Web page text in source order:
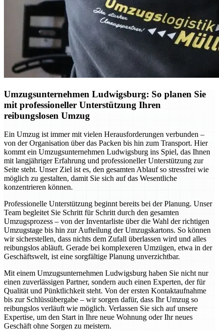
Umzugsunternehmen Ludwigsburg: So planen Sie
mit professioneller Unterstützung Ihren
reibungslosen Umzug
Ein Umzug ist immer mit vielen Herausforderungen verbunden –
von der Organisation über das Packen bis hin zum Transport. Hier
kommt ein Umzugsunternehmen Ludwigsburg ins Spiel, das Ihnen
mit langjähriger Erfahrung und professioneller Unterstützung zur
Seite steht. Unser Ziel ist es, den gesamten Ablauf so stressfrei wie
möglich zu gestalten, damit Sie sich auf das Wesentliche
konzentrieren können.
Professionelle Unterstützung beginnt bereits bei der Planung. Unser
Team begleitet Sie Schritt für Schritt durch den gesamten
Umzugsprozess – von der Inventarliste über die Wahl der richtigen
Umzugstage bis hin zur Aufteilung der Umzugskartons. So können
wir sicherstellen, dass nichts dem Zufall überlassen wird und alles
reibungslos abläuft. Gerade bei komplexeren Umzügen, etwa in der
Geschäftswelt, ist eine sorgfältige Planung unverzichtbar.
Mit einem Umzugsunternehmen Ludwigsburg haben Sie nicht nur
einen zuverlässigen Partner, sondern auch einen Experten, der für
Qualität und Pünktlichkeit steht. Von der ersten Kontaktaufnahme
bis zur Schlüssübergabe – wir sorgen dafür, dass Ihr Umzug so
reibungslos verläuft wie möglich. Verlassen Sie sich auf unsere
Expertise, um den Start in Ihre neue Wohnung oder Ihr neues
Geschäft ohne Sorgen zu meistern.